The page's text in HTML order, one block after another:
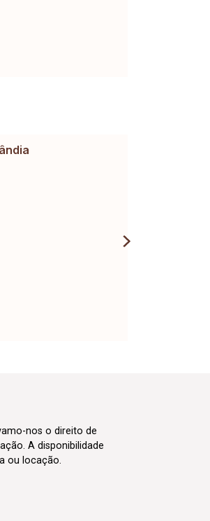
nos o direito de
A disponibilidade
ou locação.